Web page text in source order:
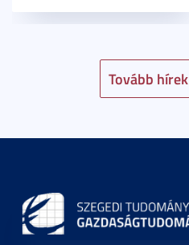
Tovább hírek